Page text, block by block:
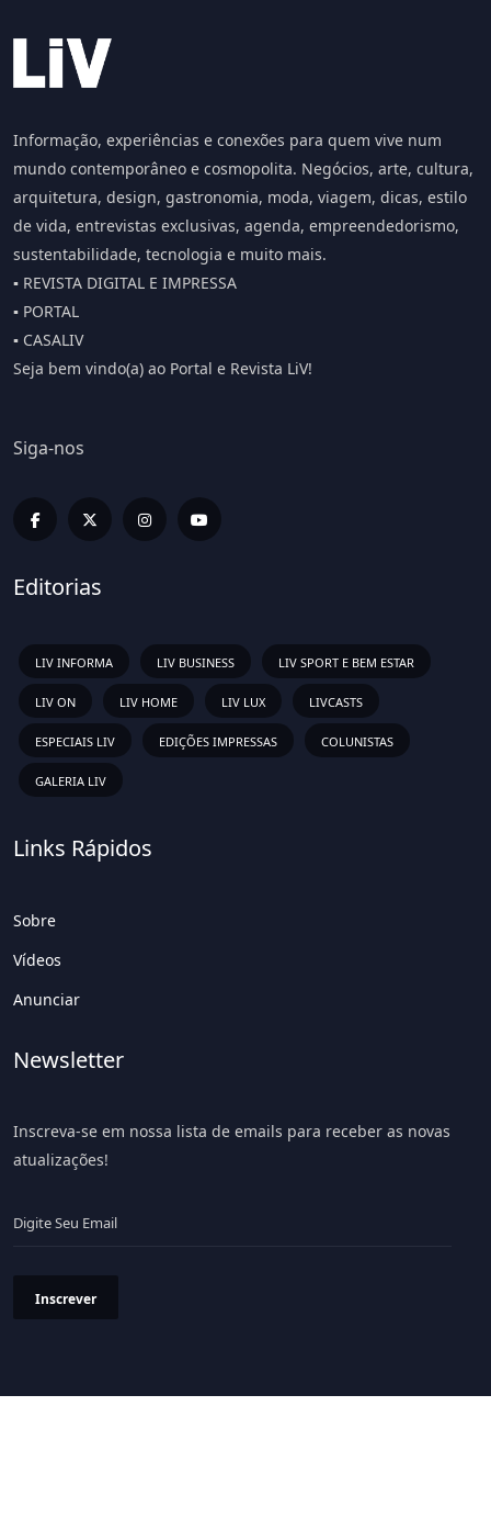
Informação, experiências e conexões para quem vive num
mundo contemporâneo e cosmopolita. Negócios, arte, cultura,
arquitetura, design, gastronomia, moda, viagem, dicas, estilo
de vida, entrevistas exclusivas, agenda, empreendedorismo,
sustentabilidade, tecnologia e muito mais.
▪️ REVISTA DIGITAL E IMPRESSA
▪️ PORTAL
▪️ CASALIV
Seja bem vindo(a) ao Portal e Revista LiV!
Siga-nos
Editorias
LIV INFORMA LIV BUSINESS LIV SPORT E BEM ESTAR
LIV ON LIV HOME LIV LUX LIVCASTS
ESPECIAIS LIV EDIÇÕES IMPRESSAS COLUNISTAS
GALERIA LIV
Links Rápidos
Sobre
Vídeos
Anunciar
Newsletter
Inscreva-se em nossa lista de emails para receber as novas
atualizações!
Inscrever